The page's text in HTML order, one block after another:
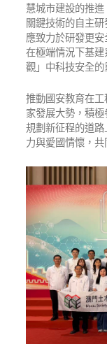
慧城市建設的推
關鍵技術的自主
應致力於研發更
在極端情況下基
觀」中科技安全的
推動國安教育在
家發展大勢，積極
規劃新征程的道
力與愛國情懷，